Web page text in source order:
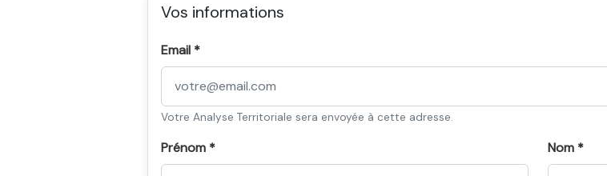
Vos informations
Email *
Votre Analyse Territoriale sera envoyée à cette adresse.
Prénom * Nom *